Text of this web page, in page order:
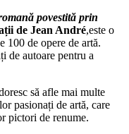
povestită prin
de Jean André,este o
100 de opere de artă.
de autoare pentru a
să afle mai multe
pasionați de artă, care
pictori de renume.